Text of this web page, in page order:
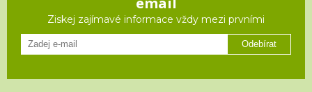
Ziskej zajímavé informace vždy mezi prvními
Odebírat